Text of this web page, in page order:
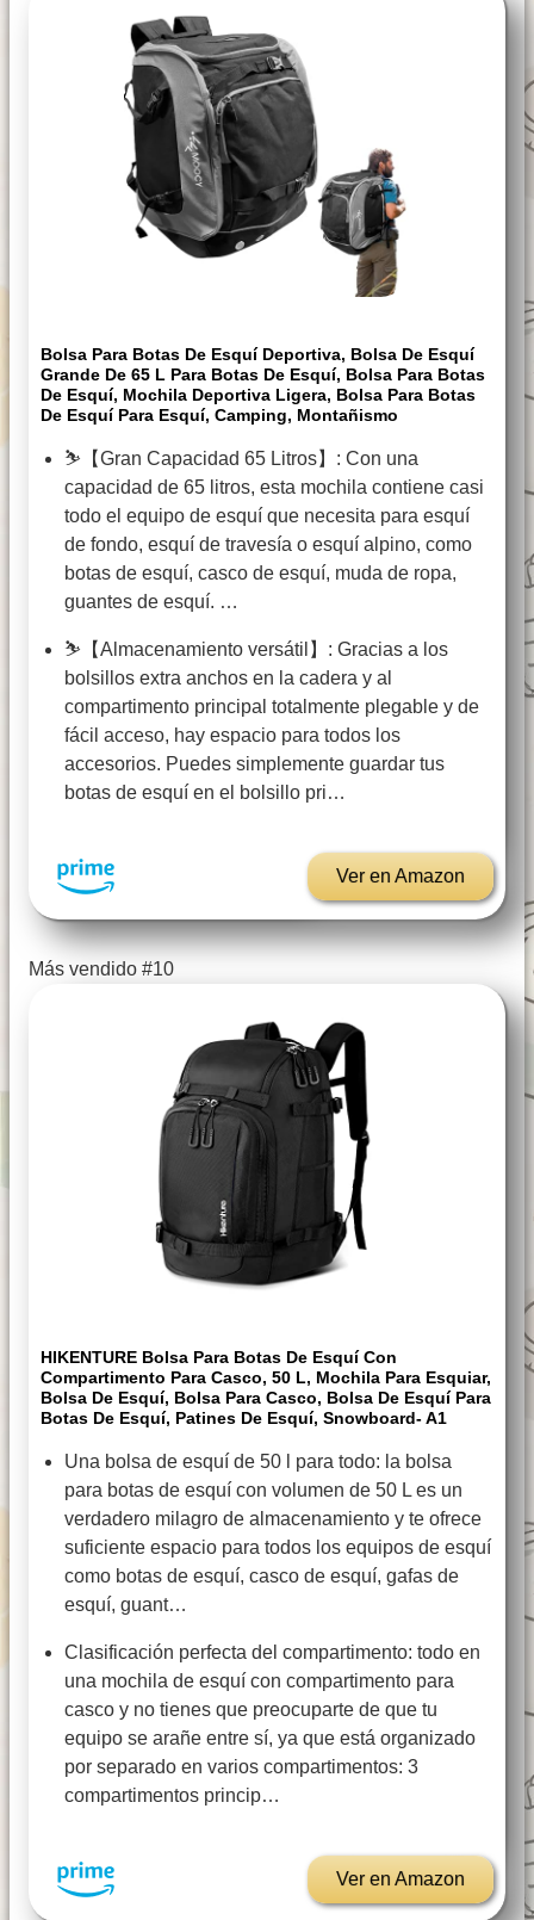
Bolsa Para Botas De Esquí Deportiva, Bolsa De Esquí
Grande De 65 L Para Botas De Esquí, Bolsa Para Botas
De Esquí, Mochila Deportiva Ligera, Bolsa Para Botas
De Esquí Para Esquí, Camping, Montañismo
⛷️【Gran Capacidad 65 Litros】: Con una
capacidad de 65 litros, esta mochila contiene casi
todo el equipo de esquí que necesita para esquí
de fondo, esquí de travesía o esquí alpino, como
botas de esquí, casco de esquí, muda de ropa,
guantes de esquí. …
⛷️【Almacenamiento versátil】: Gracias a los
bolsillos extra anchos en la cadera y al
compartimento principal totalmente plegable y de
fácil acceso, hay espacio para todos los
accesorios. Puedes simplemente guardar tus
botas de esquí en el bolsillo pri…
Ver en Amazon
Más vendido #10
HIKENTURE Bolsa Para Botas De Esquí Con
Compartimento Para Casco, 50 L, Mochila Para Esquiar,
Bolsa De Esquí, Bolsa Para Casco, Bolsa De Esquí Para
Botas De Esquí, Patines De Esquí, Snowboard- A1
Una bolsa de esquí de 50 l para todo: la bolsa
para botas de esquí con volumen de 50 L es un
verdadero milagro de almacenamiento y te ofrece
suficiente espacio para todos los equipos de esquí
como botas de esquí, casco de esquí, gafas de
esquí, guant…
Clasificación perfecta del compartimento: todo en
una mochila de esquí con compartimento para
casco y no tienes que preocuparte de que tu
equipo se arañe entre sí, ya que está organizado
por separado en varios compartimentos: 3
compartimentos princip…
Ver en Amazon